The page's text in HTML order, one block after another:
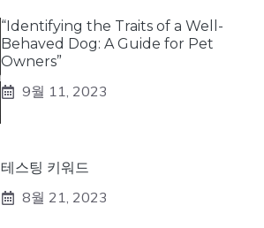
“Identifying the Traits of a Well-
Behaved Dog: A Guide for Pet
Owners”
9월 11, 2023
테스팅 키워드
8월 21, 2023